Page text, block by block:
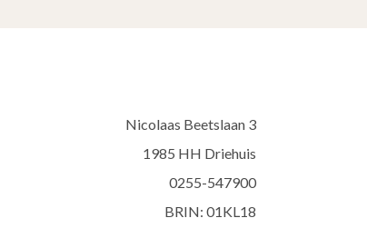
Nicolaas Beetslaan 3
1985 HH Driehuis
0255-547900
BRIN: 01KL18